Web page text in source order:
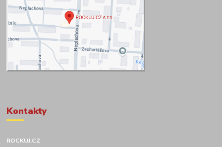
Kontakty
ROCKUJ.CZ